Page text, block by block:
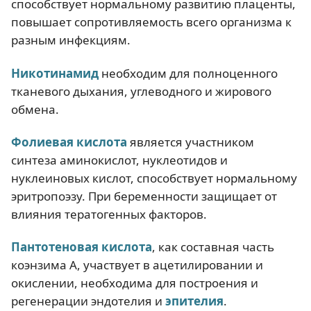
способствует нормальному развитию плаценты,
повышает сопротивляемость всего организма к
разным инфекциям.
Никотинамид необходим для полноценного
тканевого дыхания, углеводного и жирового
обмена.
Фолиевая кислота является участником
синтеза аминокислот, нуклеотидов и
нуклеиновых кислот, способствует нормальному
эритропоэзу. При беременности защищает от
влияния тератогенных факторов.
Пантотеновая кислота, как составная часть
коэнзима А, участвует в ацетилировании и
окислении, необходима для построения и
регенерации эндотелия и эпителия.